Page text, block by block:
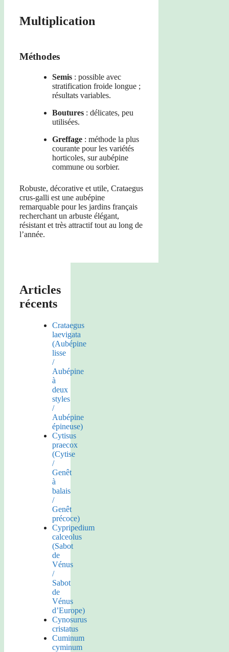
Multiplication
Méthodes
Semis : possible avec
stratification froide longue ;
résultats variables.
Boutures : délicates, peu
utilisées.
Greffage : méthode la plus
courante pour les variétés
horticoles, sur aubépine
commune ou sorbier.
Robuste, décorative et utile, Crataegus
crus-galli est une aubépine
remarquable pour les jardins français
recherchant un arbuste élégant,
résistant et très attractif tout au long de
l’année.
Articles
récents
Crataegus
laevigata
(Aubépine
lisse
/
Aubépine
à
deux
styles
/
Aubépine
épineuse)
Cytisus
praecox
(Cytise
/
Genêt
à
balais
/
Genêt
précoce)
Cypripedium
calceolus
(Sabot
de
Vénus
/
Sabot
de
Vénus
d’Europe)
Cynosurus
cristatus
Cuminum
cyminum